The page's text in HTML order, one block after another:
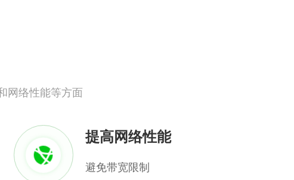
网络性能等方面
提高网络性能
避免带宽限制